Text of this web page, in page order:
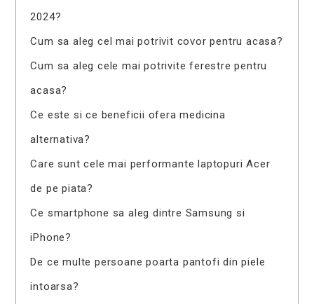
2024?
Cum sa aleg cel mai potrivit covor pentru acasa?
Cum sa aleg cele mai potrivite ferestre pentru
acasa?
Ce este si ce beneficii ofera medicina
alternativa?
Care sunt cele mai performante laptopuri Acer
de pe piata?
Ce smartphone sa aleg dintre Samsung si
iPhone?
De ce multe persoane poarta pantofi din piele
intoarsa?